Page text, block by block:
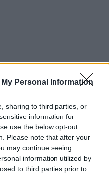
Personal Information
sharing to third parties, or
information for
use the below opt-out
Please note that after your
may continue seeing
information utilized by
to third parties prior to